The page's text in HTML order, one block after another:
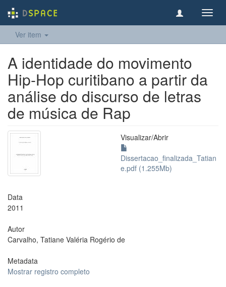
Ver item
A identidade do movimento
Hip-Hop curitibano a partir da
análise do discurso de letras
de música de Rap
Visualizar/Abrir
Dissertacao_finalizada_Tatian
e.pdf (1.255Mb)
Data
2011
Autor
Carvalho, Tatiane Valéria Rogério de
Metadata
Mostrar registro completo